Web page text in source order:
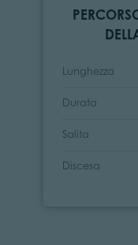
Lunghezza
Durata
Salita
Discesa